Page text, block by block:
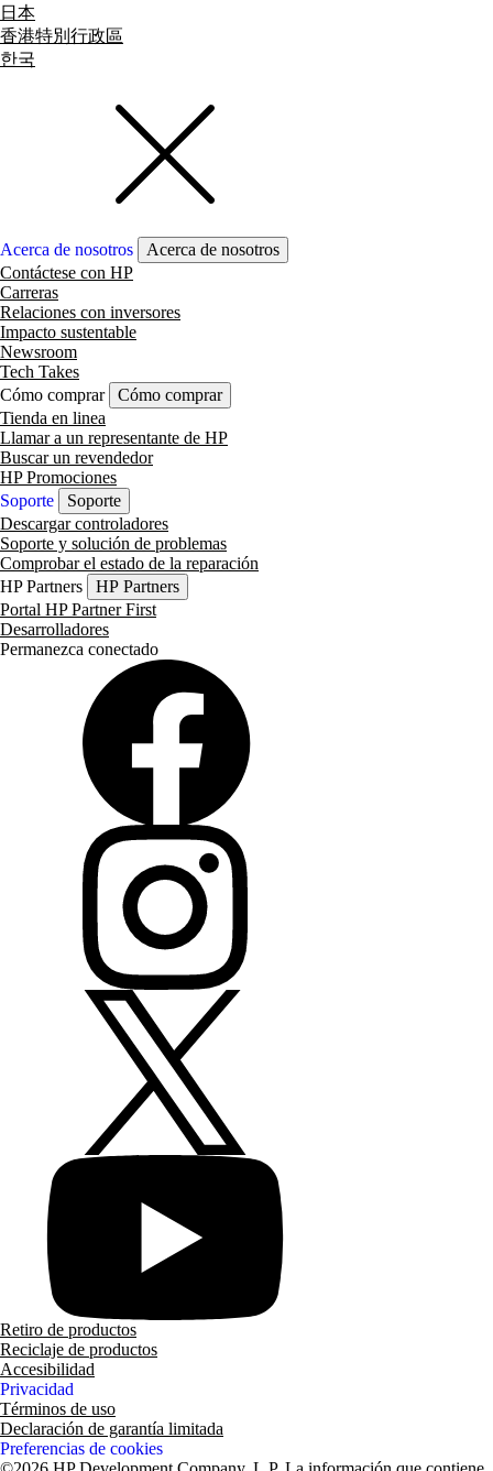
日本
香港特別行政區
한국
Acerca de nosotros
Acerca de nosotros
Contáctese con HP
Carreras
Relaciones con inversores
Impacto sustentable
Newsroom
Tech Takes
Cómo comprar
Cómo comprar
Tienda en linea
Llamar a un representante de HP
Buscar un revendedor
HP Promociones
Soporte
Soporte
Descargar controladores
Soporte y solución de problemas
Comprobar el estado de la reparación
HP Partners
HP Partners
Portal HP Partner First
Desarrolladores
Permanezca conectado
Retiro de productos
Reciclaje de productos
Accesibilidad
Privacidad
Términos de uso
Declaración de garantía limitada
Preferencias de cookies